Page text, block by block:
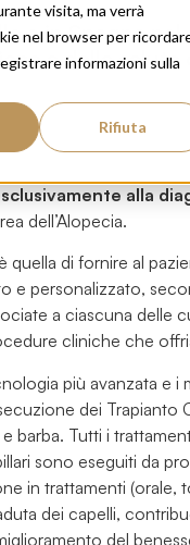
visita, ma verrà
nel browser per
informazioni sulla
Rifiuta
e in Spagna
e della salute
alla
dell’Alopecia.
quella di fornire al
e personalizzato,
a ciascuna delle
cliniche che
più avanzata e i
dei Trapianto
barba. Tutti i
sono eseguiti da
in trattamenti (orale,
dei capelli,
del